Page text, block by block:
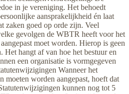
in je vereniging. Het behoedt
aansprakelijkheid én laat
zaken goed op orde zijn. Veel
gevolgen de WBTR heeft voor het
moet worden. Hierop is geen
Het hangt af van hoe het bestuur en
een organisatie is vormgegeven
Wanneer het
moeten worden aangepast, hoeft dat
kunnen nog tot 5